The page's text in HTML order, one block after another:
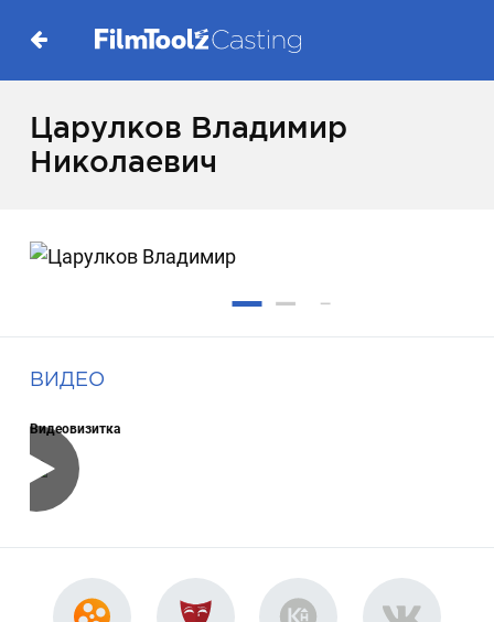
Царулков Владимир
Николаевич
ВИДЕО
Видеовизитка